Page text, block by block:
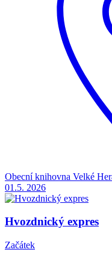
Obecní knihovna Velké
01.5. 2026
Hvozdnický expres
Začátek